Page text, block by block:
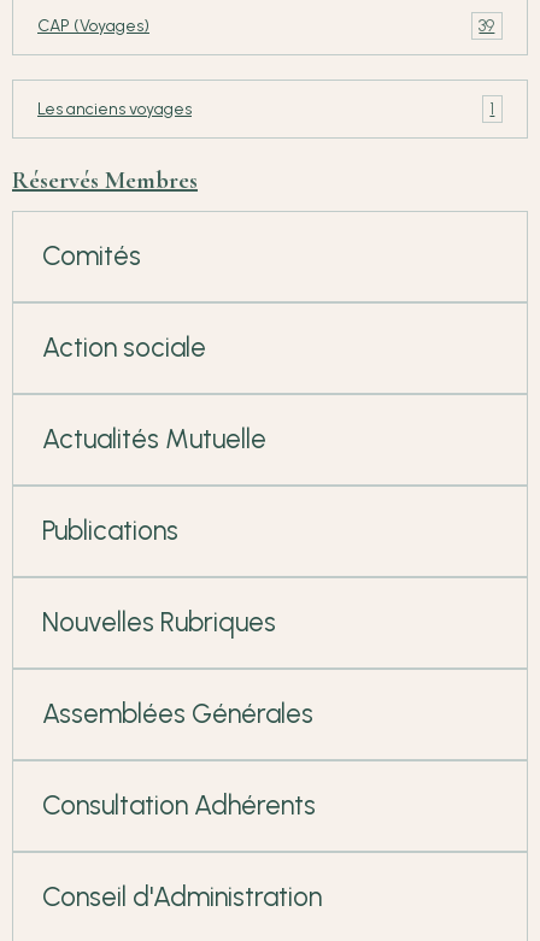
CAP (Voyages) 39
Les anciens voyages 1
Réservés Membres
Comités
Action sociale
Actualités Mutuelle
Publications
Nouvelles Rubriques
Assemblées Générales
Consultation Adhérents
Conseil d'Administration